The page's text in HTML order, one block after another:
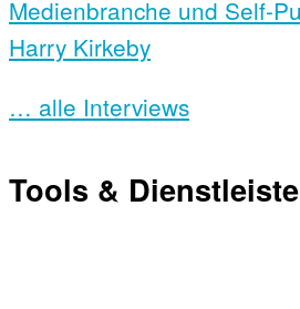
Medienbranche und Self-
Harry Kirkeby
… alle Interviews
Tools &